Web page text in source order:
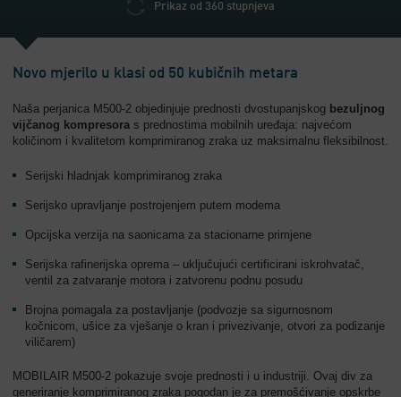
Prikaz od 360 stupnjeva
Novo mjerilo u klasi od 50 kubičnih metara
Naša perjanica M500-2 objedinjuje prednosti dvostupanjskog bezuljnog
vijčanog kompresora s prednostima mobilnih uređaja: najvećom
količinom i kvalitetom komprimiranog zraka uz maksimalnu fleksibilnost.
Serijski hladnjak komprimiranog zraka
Serijsko upravljanje postrojenjem putem modema
Opcijska verzija na saonicama za stacionarne primjene
Serijska rafinerijska oprema – uključujući certificirani iskrohvatač,
ventil za zatvaranje motora i zatvorenu podnu posudu
Brojna pomagala za postavljanje (podvozje sa sigurnosnom
kočnicom, ušice za vješanje o kran i privezivanje, otvori za podizanje
viličarem)
MOBILAIR M500-2 pokazuje svoje prednosti i u industriji. Ovaj div za
generiranje komprimiranog zraka pogodan je za premošćivanje opskrbe